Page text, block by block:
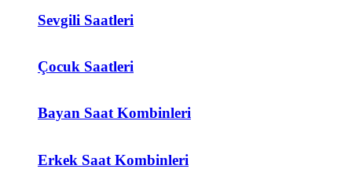
Sevgili Saatleri
Çocuk Saatleri
Bayan Saat Kombinleri
Erkek Saat Kombinleri